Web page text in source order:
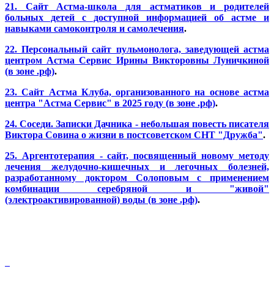
21. Сайт Астма-школа для астматиков и родителей
больных детей с доступной информацией об астме и
навыками самоконтроля и самолечения.
22. Персональный сайт пульмонолога, заведующей астма
центром Астма Сервис Ирины Викторовны Луничкиной
(в зоне .рф).
23. Сайт Астма Клуба, организованного на основе астма
центра "Астма Сервис" в 2025 году (в зоне .рф).
24. Соседи. Записки Дачника - небольшая повесть писателя
Виктора Совина о жизни в постсоветском СНТ "Дружба".
25. Аргентотерапия - сайт, посвященный новому методу
лечения желудочно-кишечных и легочных болезней,
разработанному доктором Солоповым с применением
комбинации серебряной и "живой"
(электроактивированной) воды (в зоне .рф).